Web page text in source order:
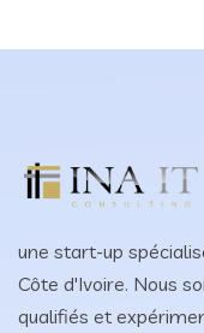
une start-up
Côte d'Ivoire. Nous
qualifiés et